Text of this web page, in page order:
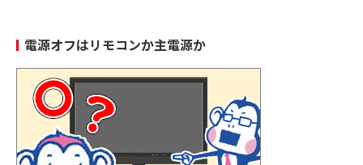
電源オフはリモコンか主電源か